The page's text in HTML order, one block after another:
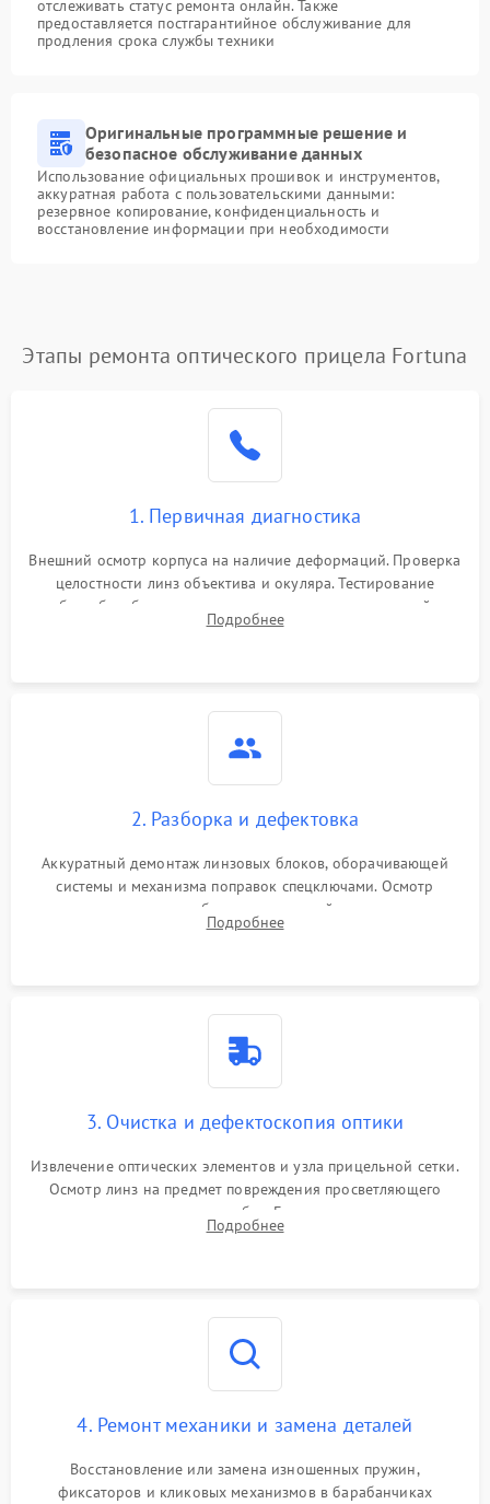
отслеживать статус ремонта онлайн. Также
предоставляется постгарантийное обслуживание для
продления срока службы техники
Оригинальные программные решение и
безопасное обслуживание данных
Использование официальных прошивок и инструментов,
аккуратная работа с пользовательскими данными:
резервное копирование, конфиденциальность и
восстановление информации при необходимости
Этапы ремонта оптического прицела Fortuna
1. Первичная диагностика
Внешний осмотр корпуса на наличие деформаций. Проверка
целостности линз объектива и окуляра. Тестирование
работы барабанчиков ввода поправок, кольца отстройки
параллакса и зума. Выявление сколов, внутренних
Подробнее
2. Разборка и дефектовка
Аккуратный демонтаж линзовых блоков, оборачивающей
системы и механизма поправок спецключами. Осмотр
внутренних резьбовых соединений, пружин и
уплотнительных колец. Поиск причин люфта, смещения
Подробнее
3. Очистка и дефектоскопия оптики
Извлечение оптических элементов и узла прицельной сетки.
Осмотр линз на предмет повреждения просветляющего
покрытия или появления грибка. Бережная очистка стекол
спецрастворами. Проверка целостности гравированной
Подробнее
4. Ремонт механики и замена деталей
Восстановление или замена изношенных пружин,
фиксаторов и кликовых механизмов в барабанчиках